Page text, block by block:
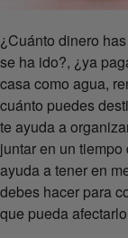
¿Cuánto dinero
se ha ido?, ¿ya
casa como agua,
cuánto puedes
te ayuda a
juntar en un
ayuda a tener en
debes hacer para
que pueda